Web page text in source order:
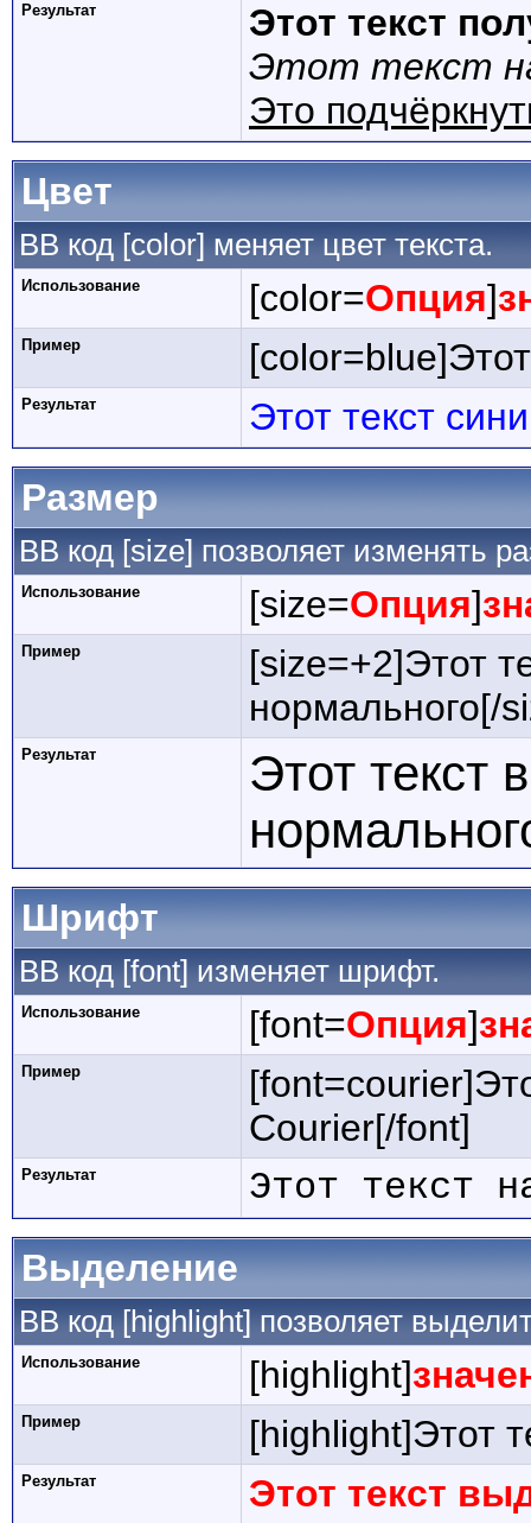
Результат
Этот текст
Этот текст
Это
Цвет
BB код [color] меняет цвет текста.
Использование [color=Опция]
Пример
Результат
Этот текст
Размер
BB код [size] позволяет изменять
Использование [size=Опция]
Пример
[size=+2]Этот
нормального[/
Результат
Этот текст
Шрифт
BB код [font] изменяет шрифт.
Использование [font=Опция]
Пример
Courier[/font]
Результат Этот текст
Выделение
BB код [highlight] позволяет
Использование [highlight]
Пример [highlight]Этот
Результат Этот текст